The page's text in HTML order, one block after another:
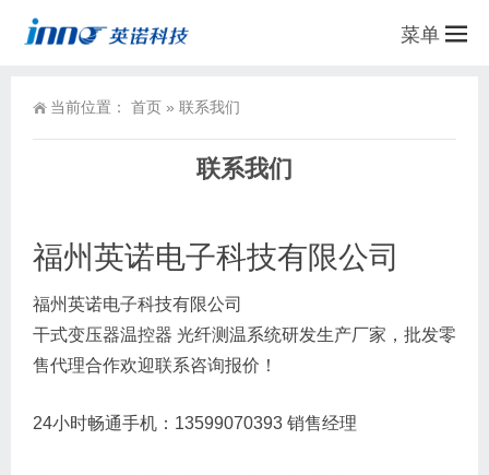
菜单
当前位置： 首页 » 联系我们
联系我们
福州英诺电子科技有限公司
福州英诺电子科技有限公司
干式变压器温控器 光纤测温系统研发生产厂家，批发零
售代理合作欢迎联系咨询报价！
24小时畅通手机：13599070393 销售经理